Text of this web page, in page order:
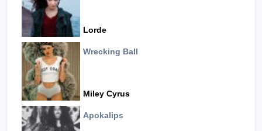
Lorde
Wrecking Ball
Miley Cyrus
Apokalips